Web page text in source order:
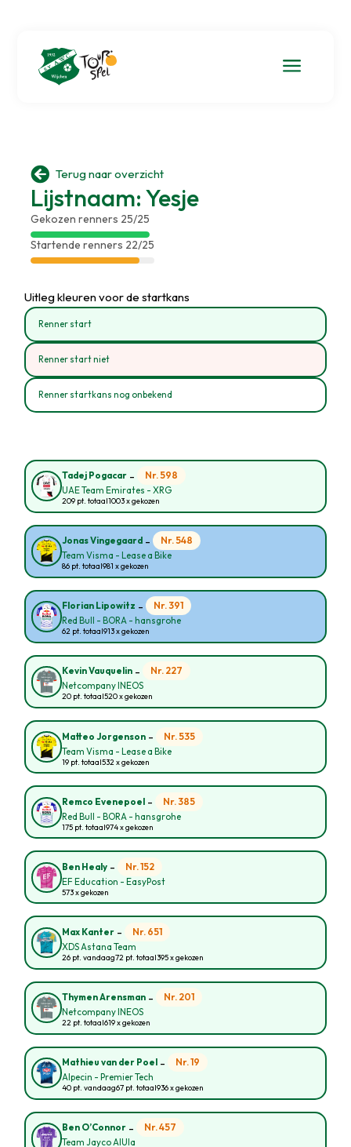
a
 Terug naar overzicht
Lijstnaam: Yesje
Gekozen renners 25/25
Startende renners 22/25
Uitleg kleuren voor de startkans
Renner start
Renner start niet
Renner startkans nog onbekend
Tadej Pogacar - Nr. 598
UAE Team Emirates - XRG
209 pt. totaal1003 x gekozen
Jonas Vingegaard - Nr. 548
Team Visma - Lease a Bike
86 pt. totaal981 x gekozen
Florian Lipowitz - Nr. 391
Red Bull - BORA - hansgrohe
62 pt. totaal913 x gekozen
Kevin Vauquelin - Nr. 227
Netcompany INEOS
20 pt. totaal520 x gekozen
Matteo Jorgenson - Nr. 535
Team Visma - Lease a Bike
19 pt. totaal532 x gekozen
Remco Evenepoel - Nr. 385
Red Bull - BORA - hansgrohe
175 pt. totaal974 x gekozen
Ben Healy - Nr. 152
EF Education - EasyPost
573 x gekozen
Max Kanter - Nr. 651
XDS Astana Team
26 pt. vandaag72 pt. totaal395 x gekozen
Thymen Arensman - Nr. 201
Netcompany INEOS
22 pt. totaal619 x gekozen
Mathieu van der Poel - Nr. 19
Alpecin - Premier Tech
40 pt. vandaag67 pt. totaal936 x gekozen
Ben O’Connor - Nr. 457
Team Jayco AlUla